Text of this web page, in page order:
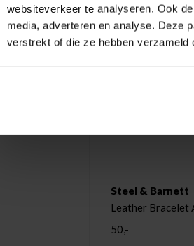
websiteverkeer te analyseren. Ook
media, adverteren en analyse. Deze
verstrekt of die ze hebben
Steel & Barnett
Leather Bracelet
50,-